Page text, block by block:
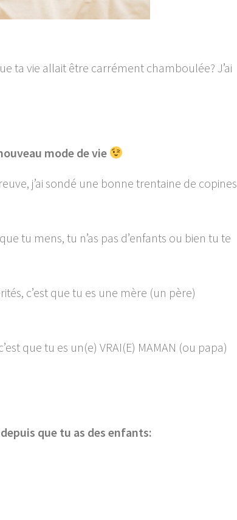
ta vie allait être carrément chamboulée? J’ai
mode de vie
j’ai sondé une bonne trentaine de copines
tu mens, tu n’as pas d’enfants ou bien tu te
c’est que tu es une mère (un père)
que tu es un(e) VRAI(E) MAMAN (ou papa)
que tu as des enfants: